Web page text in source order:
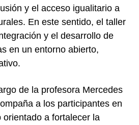
y el acceso igualitario a
En este sentido, el taller
y el desarrollo de
en un entorno abierto,
de la profesora Mercedes
a los participantes en
orientado a fortalecer la